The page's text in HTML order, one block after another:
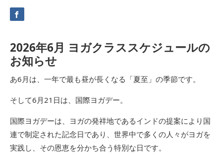
2026年6月 ヨガクラススケジュールの
お知らせ
あ6月は、一年で最も昼が長くなる「夏至」の季節です。
そして6月21日は、国際ヨガデー。
国際ヨガデーは、 ヨガの発祥地であるインドの提案により国
連で制定された記念日であり、世界中で多くの人々がヨガを
実践し、 その恩恵を分かち合う特別な日です。